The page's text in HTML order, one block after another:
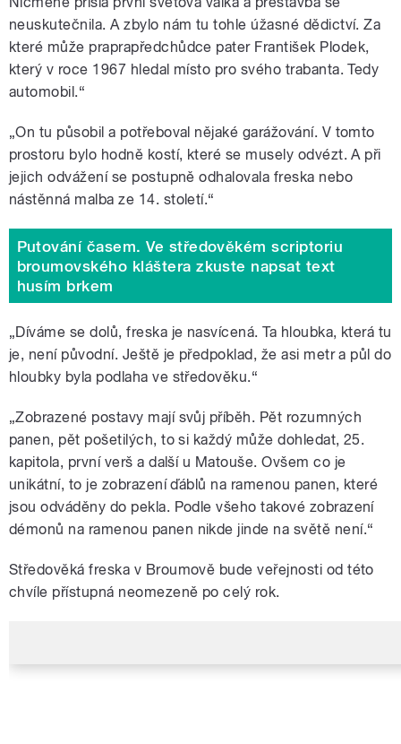
neuskutečnila. A zbylo nám tu tohle úžasné dědictví. Za
které může praprapředchůdce pater František Plodek,
který v roce 1967 hledal místo pro svého trabanta. Tedy
automobil.“
„On tu působil a potřeboval nějaké garážování. V tomto
prostoru bylo hodně kostí, které se musely odvézt. A při
jejich odvážení se postupně odhalovala freska nebo
nástěnná malba ze 14. století.“
Putování časem. Ve středověkém scriptoriu
broumovského kláštera zkuste napsat text
husím brkem
„Díváme se dolů, freska je nasvícená. Ta hloubka, která tu
je, není původní. Ještě je předpoklad, že asi metr a půl do
hloubky byla podlaha ve středověku.“
„Zobrazené postavy mají svůj příběh. Pět rozumných
panen, pět pošetilých, to si každý může dohledat, 25.
kapitola, první verš a další u Matouše. Ovšem co je
unikátní, to je zobrazení ďáblů na ramenou panen, které
jsou odváděny do pekla. Podle všeho takové zobrazení
démonů na ramenou panen nikde jinde na světě není.“
Středověká freska v Broumově bude veřejnosti od této
chvíle přístupná neomezeně po celý rok.